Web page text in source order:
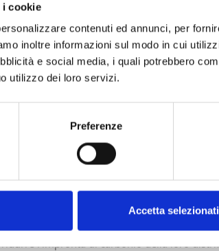
i cookie
contenuti ed annunci, per
inoltre informazioni sul modo in cui
e social media, i quali potrebbero
utilizzo dei loro servizi.
Preferenze
Accetta selezionati
che si concentrano sulle dimensioni
un processo di valutazione basato sul
candidata deve dimostrare Impatto della
ambientale
team di BOTTA EcoPackaging, questo
i rifiuti alla fonte.
ad alta resa e riciclabili al 100%
l’impronta di carbonio della loro